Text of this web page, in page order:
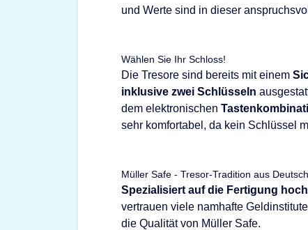
und Werte sind in dieser
Wählen Sie Ihr Schloss!
Die Tresore sind bereits mit einem
inklusive zwei Schlüsseln
dem elektronischen
sehr komfortabel, da kein Schlüssel
Müller Safe - Tresor-Tradition aus
Spezialisiert auf die Fertigung
vertrauen viele namhafte
die Qualität von Müller Safe.